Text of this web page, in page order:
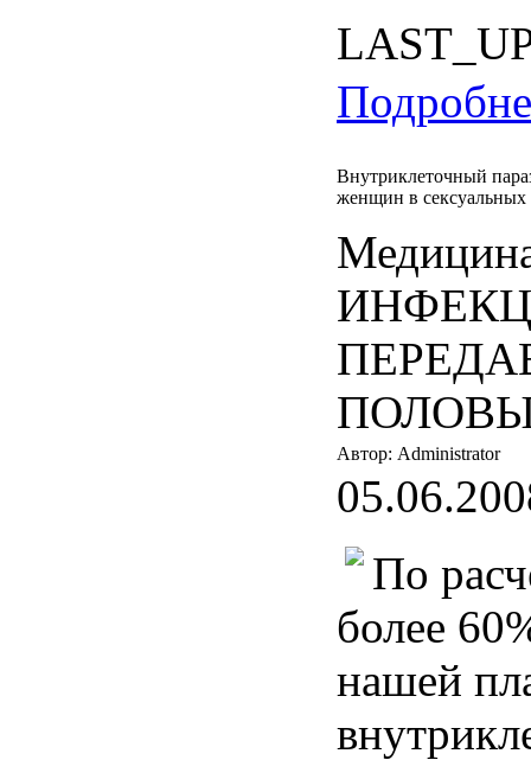
Внутриклеточный
женщин в сексуальных
Автор: Administrator
По
более
нашей